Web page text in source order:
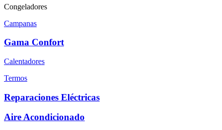
Congeladores
Campanas
Gama Confort
Calentadores
Termos
Reparaciones Eléctricas
Aire Acondicionado